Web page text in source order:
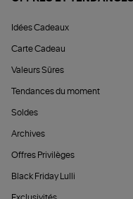
Idées Cadeaux
Carte Cadeau
Valeurs Sûres
Tendances du moment
Soldes
Archives
Offres Privilèges
Black Friday Lulli